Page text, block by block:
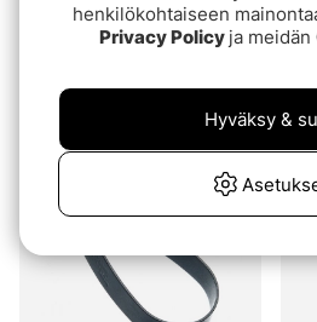
henkilökohtaiseen
Privacy Policy ja meidän
Hyväksy &